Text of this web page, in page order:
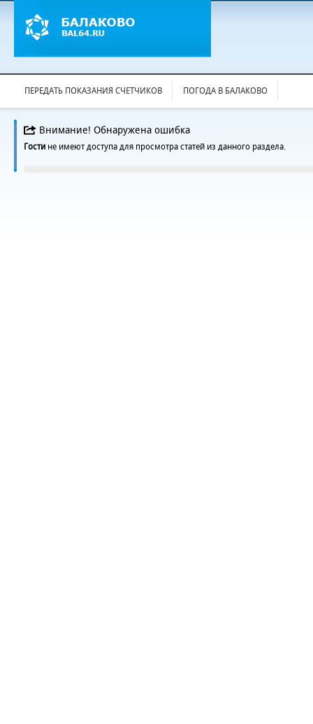
ПЕРЕДАТЬ ПОКАЗАНИЯ СЧЕТЧИКОВ ПОГОДА В БАЛАКОВО
Внимание! Обнаружена ошибка
Гости не имеют доступа для просмотра статей из данного раздела.